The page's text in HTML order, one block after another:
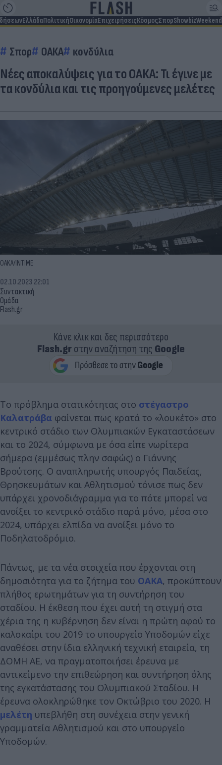
ΕλλάδαΠολιτικήΟικονομίαΕπιχειρήσειςΚόσμοςΣπορShowbizWeekend
Σπορ ΟΑΚΑ κονδύλια
Νέες αποκαλύψεις για το ΟΑΚΑ: Τι έγινε με
τα κονδύλια και τις προηγούμενες μελέτες
OAKA/INTIME
Συντακτική
Ομάδα
Flash.gr
02.10.2023 22:01
Κάνε κλικ και δες περισσότερο
Flash.grστην αναζήτηση της Google
Το πρόβλημα στατικότητας στο στέγαστρο
Καλατράβα φαίνεται πως κρατά το «λουκέτο» στο
κεντρικό στάδιο των Ολυμπιακών Εγκαταστάσεων
και το 2024, σύμφωνα με όσα είπε νωρίτερα
σήμερα (εμμέσως πλην σαφώς) ο Γιάννης
Βρούτσης. Ο αναπληρωτής υπουργός Παιδείας,
Θρησκευμάτων και Αθλητισμού τόνισε πως δεν
υπάρχει χρονοδιάγραμμα για το πότε μπορεί να
ανοίξει το κεντρικό στάδιο παρά μόνο, μέσα στο
2024, υπάρχει ελπίδα να ανοίξει μόνο το
Ποδηλατοδρόμιο.
Πάντως, με τα νέα στοιχεία που έρχονται στη
δημοσιότητα για το ζήτημα του ΟΑΚΑ, προκύπτουν
πλήθος ερωτημάτων για τη συντήρηση του
σταδίου. Η έκθεση που έχει αυτή τη στιγμή στα
χέρια της η κυβέρνηση δεν είναι η πρώτη αφού το
καλοκαίρι του 2019 το υπουργείο Υποδομών είχε
αναθέσει στην ίδια ελληνική τεχνική εταιρεία, τη
ΔΟΜΗ ΑΕ, να πραγματοποιήσει έρευνα με
αντικείμενο την επιθεώρηση και συντήρηση όλης
της εγκατάστασης του Ολυμπιακού Σταδίου. Η
έρευνα ολοκληρώθηκε τον Οκτώβριο του 2020. Η
μελέτη υπεβλήθη στη συνέχεια στην γενική
γραμματεία Αθλητισμού και στο υπουργείο
Υποδομών.